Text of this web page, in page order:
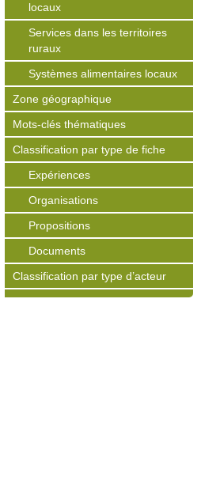
locaux
Services dans les territoires
ruraux
Systèmes alimentaires locaux
Zone géographique
Mots-clés thématiques
Classification par type de fiche
Expériences
Organisations
Propositions
Documents
Classification par type d’acteur